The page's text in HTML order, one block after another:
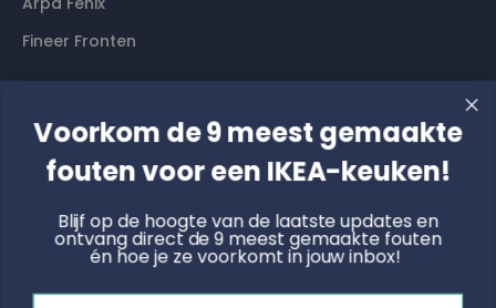
Fineer Fronten
Contact
Langs komen? Graag even een afspraak maken. Dan
Boek een online afspraak
KNOET
Voorkom de 9 meest gemaakte
fouten voor een IKEA-keuken!
Blijf op de hoogte van de laatste updates en
ontvang direct de 9 meest gemaakte fouten
én hoe je ze voorkomt in jouw inbox!